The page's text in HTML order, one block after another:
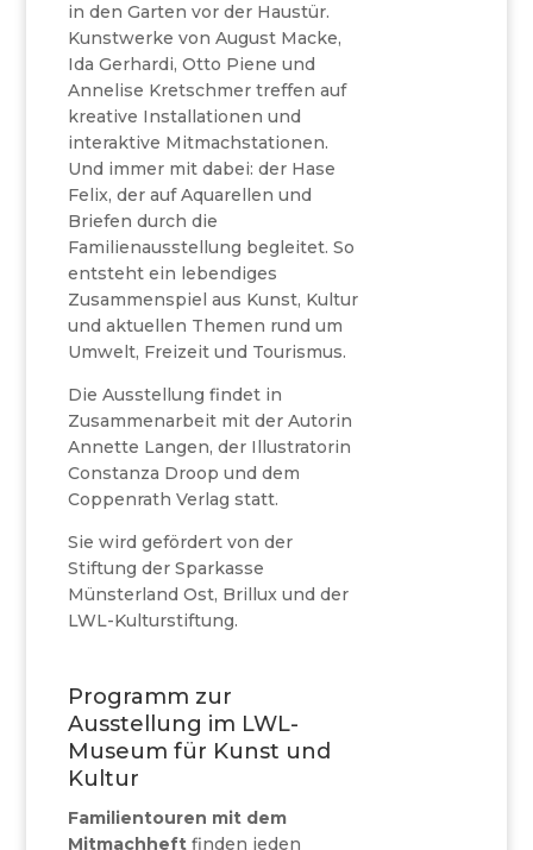
in den Garten vor der Haustür.
Kunstwerke von August Macke,
Ida Gerhardi, Otto Piene und
Annelise Kretschmer treffen auf
kreative Installationen und
interaktive Mitmachstationen.
Und immer mit dabei: der Hase
Felix, der auf Aquarellen und
Briefen durch die
Familienausstellung begleitet. So
entsteht ein lebendiges
Zusammenspiel aus Kunst, Kultur
und aktuellen Themen rund um
Umwelt, Freizeit und Tourismus.
Die Ausstellung findet in
Zusammenarbeit mit der Autorin
Annette Langen, der Illustratorin
Constanza Droop und dem
Coppenrath Verlag statt.
Sie wird gefördert von der
Stiftung der Sparkasse
Münsterland Ost, Brillux und der
LWL-Kulturstiftung.
Programm zur
Ausstellung im LWL-
Museum für Kunst und
Kultur
Familientouren mit dem
Mitmachheft finden jeden